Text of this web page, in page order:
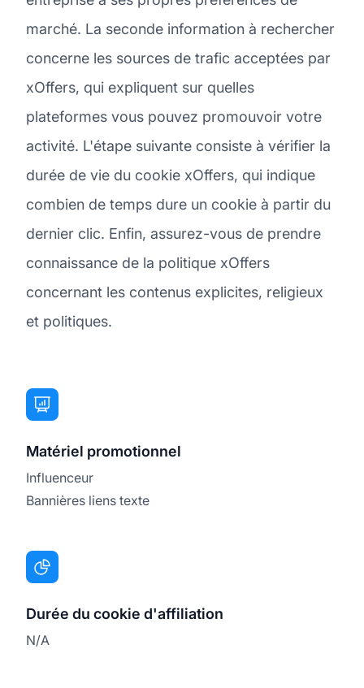
marché. La seconde information à rechercher
concerne les sources de trafic acceptées par
xOffers, qui expliquent sur quelles
plateformes vous pouvez promouvoir votre
activité. L'étape suivante consiste à vérifier la
durée de vie du cookie xOffers, qui indique
combien de temps dure un cookie à partir du
dernier clic. Enfin, assurez-vous de prendre
connaissance de la politique xOffers
concernant les contenus explicites, religieux
et politiques.
Matériel promotionnel
Influenceur
Bannières liens texte
Durée du cookie d'affiliation
N/A